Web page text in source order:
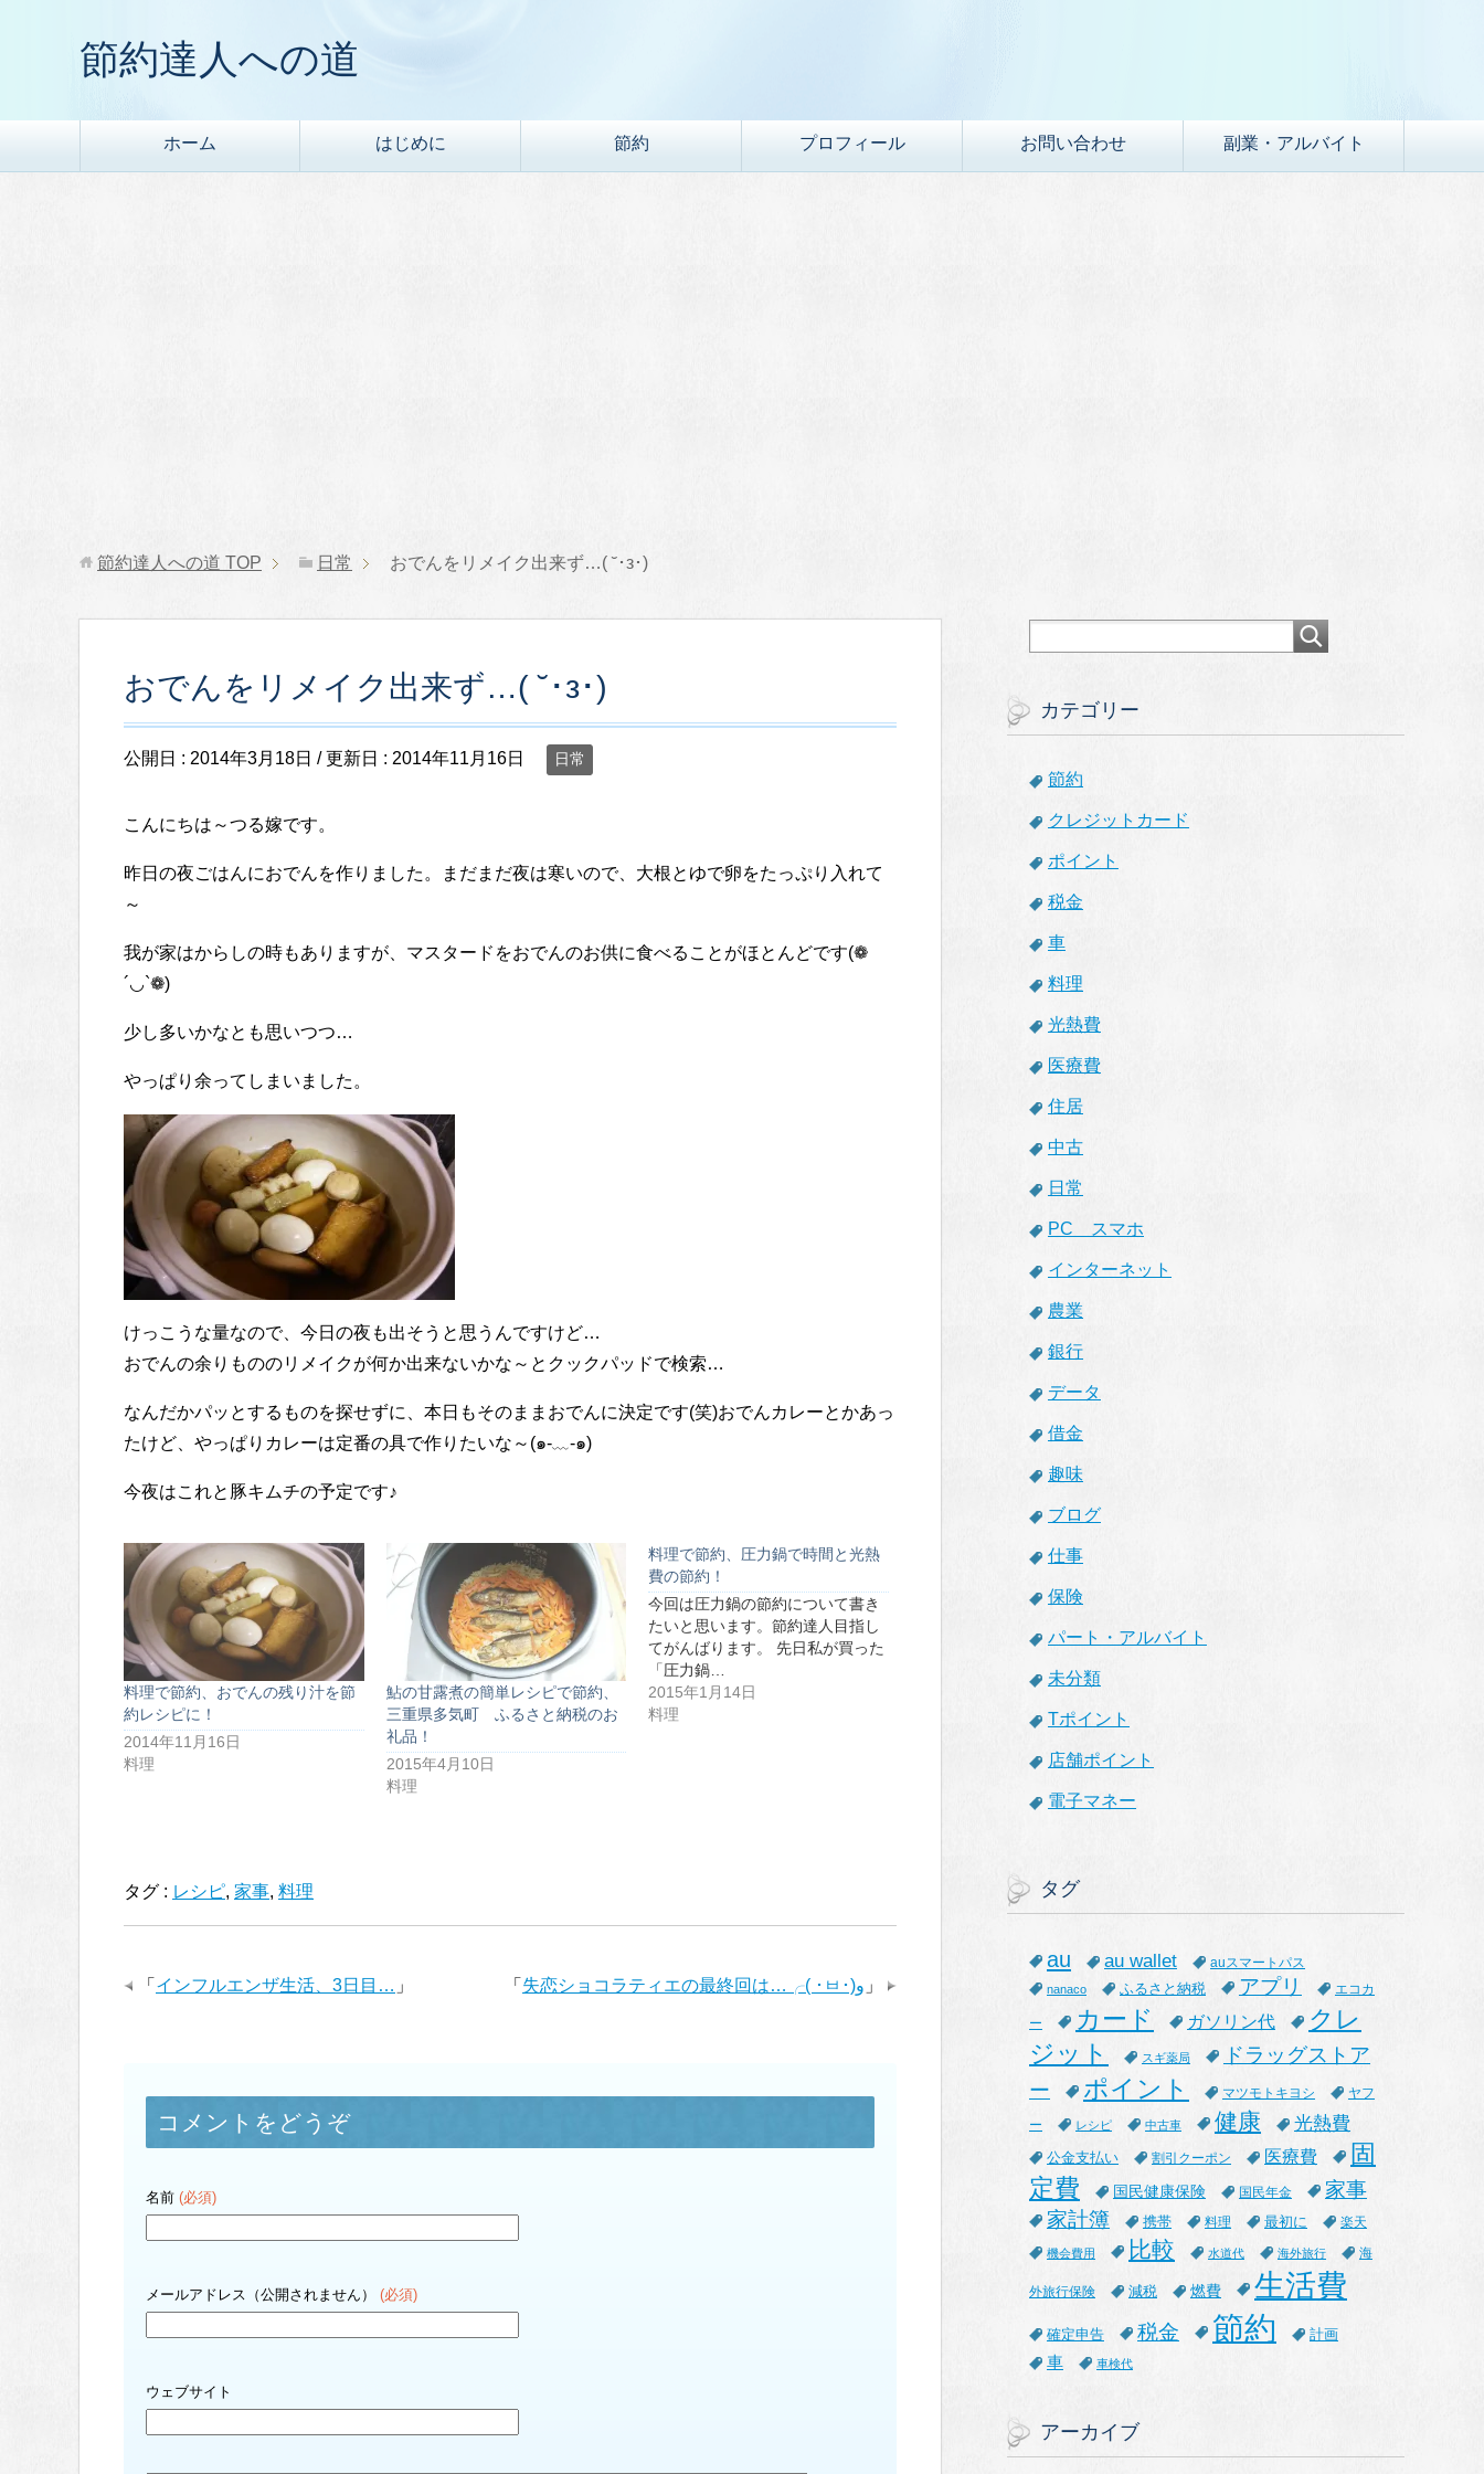
節約達人への道
ホーム はじめに 節約 プロフィール お問い合わせ 副業・アルバイト
節約達人への道 TOP 日常 おでんをリメイク出来ず…( ˘･з･)
おでんをリメイク出来ず…( ˘･з･)
公開日 : 2014年3月18日 / 更新日 : 2014年11月16日 日常
こんにちは～つる嫁です。
昨日の夜ごはんにおでんを作りました。まだまだ夜は寒いので、大根とゆで卵をたっぷり入れて
～
我が家はからしの時もありますが、マスタードをおでんのお供に食べることがほとんどです(❁
´◡`❁)
少し多いかなとも思いつつ…
やっぱり余ってしまいました。
けっこうな量なので、今日の夜も出そうと思うんですけど…
おでんの余りもののリメイクが何か出来ないかな～とクックパッドで検索…
なんだかパッとするものを探せずに、本日もそのままおでんに決定です(笑)おでんカレーとかあっ
たけど、やっぱりカレーは定番の具で作りたいな～(๑-﹏-๑)
今夜はこれと豚キムチの予定です♪
料理で節約、おでんの残り汁を節
約レシピに！
2014年11月16日
料理
鮎の甘露煮の簡単レシピで節約、
三重県多気町 ふるさと納税のお
礼品！
2015年4月10日
料理
料理で節約、圧力鍋で時間と光熱
費の節約！
今回は圧力鍋の節約について書き
たいと思います。節約達人目指し
てがんばります。 先日私が買った
「圧力鍋…
2015年1月14日
料理
タグ : レシピ, 家事, 料理
「 失恋ショコラティエの最終回は…╭( ･ㅂ･)و 」
「 インフルエンザ生活、3日目… 」
コメントをどうぞ
名前 (必須)
メールアドレス（公開されません） (必須)
ウェブサイト
カテゴリー
節約
クレジットカード
ポイント
税金
車
料理
光熱費
医療費
住居
中古
日常
PC スマホ
インターネット
農業
銀行
データ
借金
趣味
ブログ
仕事
保険
パート・アルバイト
未分類
Tポイント
店舗ポイント
電子マネー
タグ
au au wallet auスマートパス
nanaco ふるさと納税 アプリ エコカ
ー カード ガソリン代
クレ
ジット
スギ薬局
ドラッグストア
ー
ポイント マツモトキヨシ ヤフ
ー レシピ 中古車 健康 光熱費
公金支払い 割引クーポン 医療費
固
定費
国民健康保険 国民年金
家事
家計簿
携帯 料理 最初に 楽天
機会費用 比較 水道代 海外旅行 海
外旅行保険 減税 燃費 生活費
確定申告 税金 節約 計画
車 車検代
アーカイブ